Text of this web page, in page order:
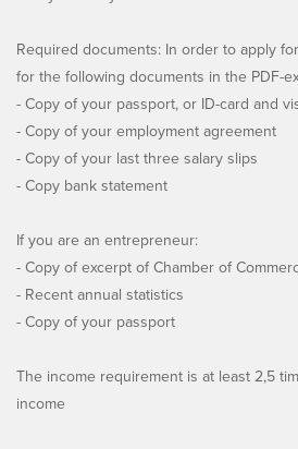
Required documents: In order to apply
for the following documents in the PDF-
- Copy of your passport, or ID-card and
- Copy of your employment agreement
- Copy of your last three salary slips
- Copy bank statement
If you are an entrepreneur:
- Copy of excerpt of Chamber of
- Recent annual statistics
- Copy of your passport
The income requirement is at least 2,5
income